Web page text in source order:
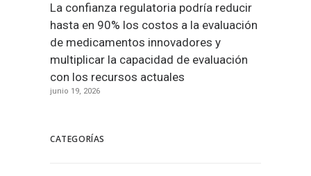
La confianza regulatoria podría reducir
hasta en 90% los costos a la evaluación
de medicamentos innovadores y
multiplicar la capacidad de evaluación
con los recursos actuales
junio 19, 2026
CATEGORÍAS